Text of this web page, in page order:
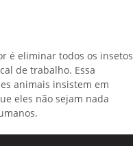
é eliminar todos os insetos
de trabalho. Essa
animais insistem em
eles não sejam nada